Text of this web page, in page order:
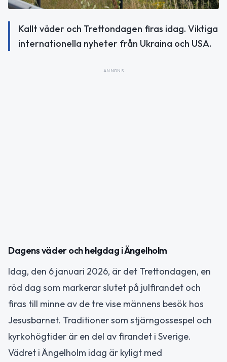
Kallt väder och Trettondagen firas idag. Viktiga
internationella nyheter från Ukraina och USA.
ANNONS
Dagens väder och helgdag i Ängelholm
Idag, den 6 januari 2026, är det Trettondagen, en
röd dag som markerar slutet på julfirandet och
firas till minne av de tre vise männens besök hos
Jesusbarnet. Traditioner som stjärngossespel och
kyrkohögtider är en del av firandet i Sverige.
Vädret i Ängelholm idag är kyligt med